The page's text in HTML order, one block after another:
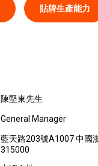
貼牌生產能力
陳堅東先生
General Manager
藍天路203號A1007 中國
315000